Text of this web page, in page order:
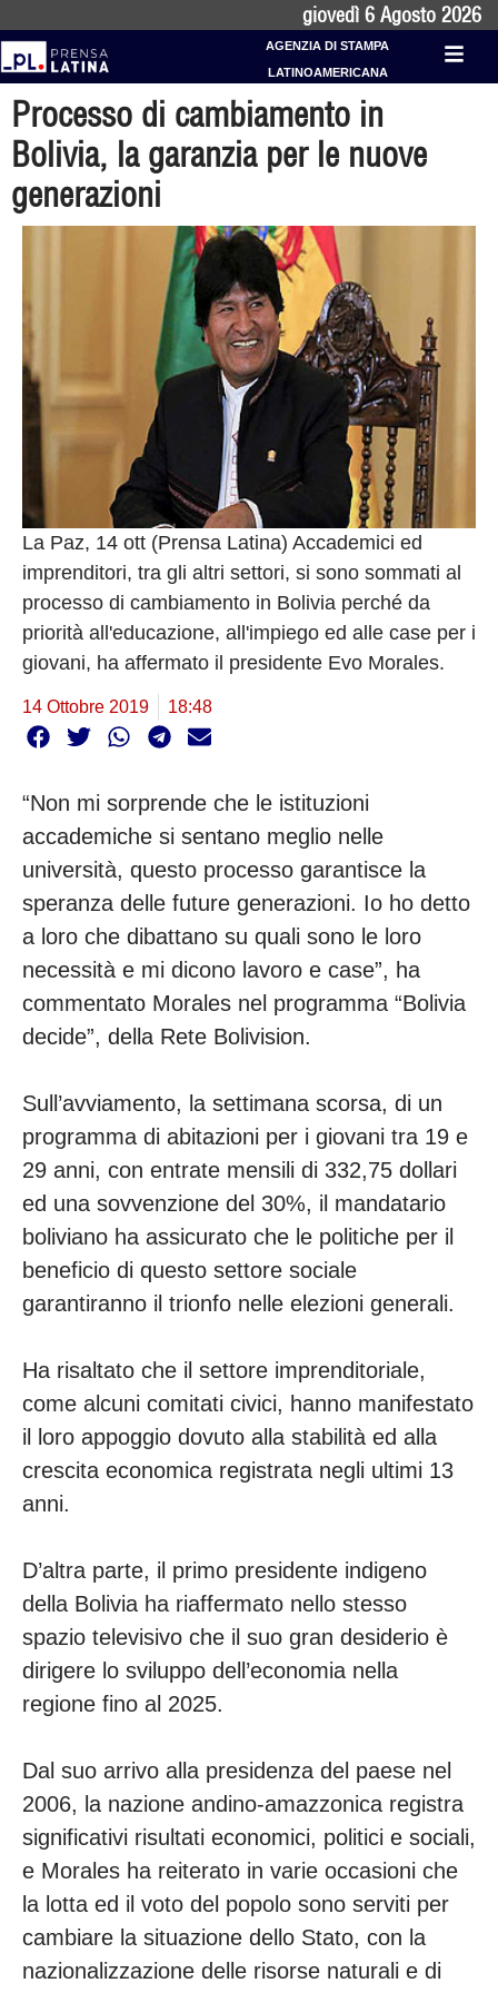
giovedì 6 Agosto 2026
AGENZIA DI STAMPA
LATINOAMERICANA
Processo di cambiamento in
Bolivia, la garanzia per le nuove
generazioni
La Paz, 14 ott (Prensa Latina) Accademici ed
imprenditori, tra gli altri settori, si sono sommati al
processo di cambiamento in Bolivia perché da
priorità all'educazione, all'impiego ed alle case per i
giovani, ha affermato il presidente Evo Morales.
14 Ottobre 2019 18:48
“Non mi sorprende che le istituzioni
accademiche si sentano meglio nelle
università, questo processo garantisce la
speranza delle future generazioni. Io ho detto
a loro che dibattano su quali sono le loro
necessità e mi dicono lavoro e case”, ha
commentato Morales nel programma “Bolivia
decide”, della Rete Bolivision.
Sull’avviamento, la settimana scorsa, di un
programma di abitazioni per i giovani tra 19 e
29 anni, con entrate mensili di 332,75 dollari
ed una sovvenzione del 30%, il mandatario
boliviano ha assicurato che le politiche per il
beneficio di questo settore sociale
garantiranno il trionfo nelle elezioni generali.
Ha risaltato che il settore imprenditoriale,
come alcuni comitati civici, hanno manifestato
il loro appoggio dovuto alla stabilità ed alla
crescita economica registrata negli ultimi 13
anni.
D’altra parte, il primo presidente indigeno
della Bolivia ha riaffermato nello stesso
spazio televisivo che il suo gran desiderio è
dirigere lo sviluppo dell’economia nella
regione fino al 2025.
Dal suo arrivo alla presidenza del paese nel
2006, la nazione andino-amazzonica registra
significativi risultati economici, politici e sociali,
e Morales ha reiterato in varie occasioni che
la lotta ed il voto del popolo sono serviti per
cambiare la situazione dello Stato, con la
nazionalizzazione delle risorse naturali e di